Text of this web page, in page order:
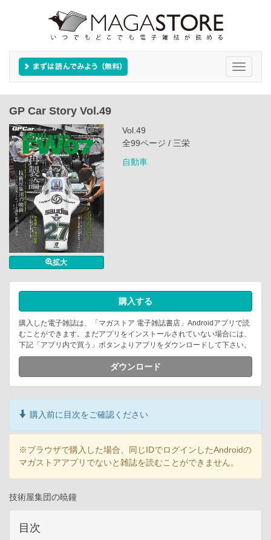
Toggle
GP Car Story Vol.49
拡大
Vol.49
全99ページ / 三栄
自動車
購入する
購入した電子雑誌は、「マガストア 電子雑誌書店」Androidアプリで読
むことができます。まだアプリをインストールされていない場合には、
下記「アプリ内で買う」ボタンよりアプリをダウンロードして下さい。
ダウンロード
購入前に目次をご確認ください
※ブラウザで購入した場合、同じIDでログインしたAndroidの
マガストアアプリでないと雑誌を読むことができません。
技術屋集団の暁鐘
目次